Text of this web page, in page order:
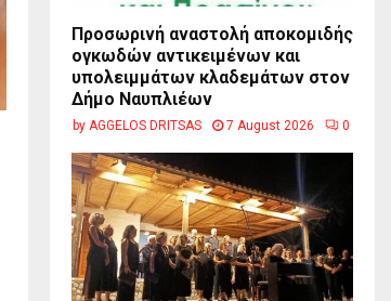
Προσωρινή αναστολή αποκομιδής
ογκωδών αντικειμένων και
υπολειμμάτων κλαδεμάτων στον
Δήμο Ναυπλιέων
by AGGELOS DRITSAS 7 August 2026 0